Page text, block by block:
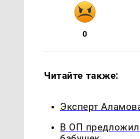
0
Читайте также:
Эксперт
В ОП